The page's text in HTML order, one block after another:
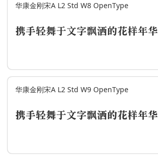
华康金刚宋A L2 Std W8 OpenType
携手轻舞于文字飘洒的花样年华
华康金刚宋A L2 Std W9 OpenType
携手轻舞于文字飘洒的花样年华